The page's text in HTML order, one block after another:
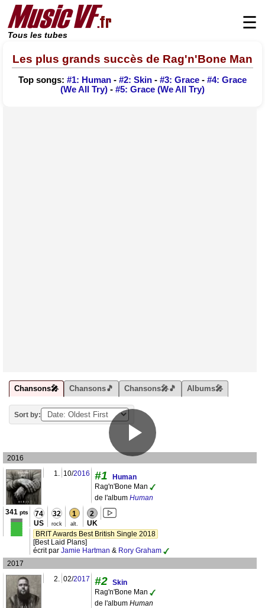
Tous les tubes
☰
Les plus grands succès de Rag'n'Bone Man
Top songs: #1: Human - #2: Skin - #3: Grace - #4: Grace
(We All Try) - #5: Grace (We All Try)
Chansons🎤 Chansons🎵 Chansons🎤🎵 Albums🎤
Sort by:
2016
1. 10/2016 #1
Human
Rag'n'Bone Man
de l'album Human
341 pts 74
US
32
rock
1
alt.
2
UK
BRIT Awards Best British Single 2018
[Best Laid Plans]
écrit par Jamie Hartman & Rory Graham
2017
2. 02/2017 #2 Skin
Rag'n'Bone Man
de l'album Human